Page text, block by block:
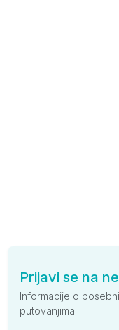
Prijavi se na
Informacije o
putovanjima.